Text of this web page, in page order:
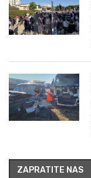
ZAPRATITE NAS